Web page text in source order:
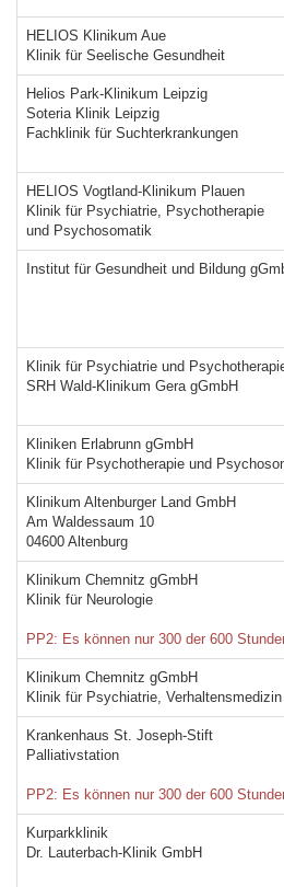
HELIOS Klinikum Aue
Klinik für Seelische Gesundheit
Helios Park-Klinikum Leipzig
Soteria Klinik Leipzig
Fachklinik für Suchterkrankungen
HELIOS Vogtland-Klinikum Plauen
Klinik für Psychiatrie, Psychotherapie
und Psychosomatik
Institut für Gesundheit und Bildung
Klinik für Psychiatrie und
SRH Wald-Klinikum Gera gGmbH
Kliniken Erlabrunn gGmbH
Klinik für Psychotherapie und
Klinikum Altenburger Land GmbH
Am Waldessaum 10
04600 Altenburg
Klinikum Chemnitz gGmbH
Klinik für Neurologie
PP2: Es können nur 300 der 600
Klinikum Chemnitz gGmbH
Klinik für Psychiatrie,
Krankenhaus St. Joseph-Stift
Palliativstation
PP2: Es können nur 300 der 600
Kurparkklinik
Dr. Lauterbach-Klinik GmbH